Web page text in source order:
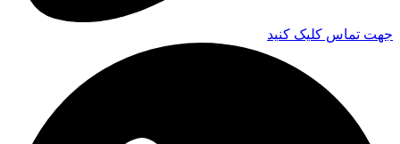
جهت تماس کلیک کنید